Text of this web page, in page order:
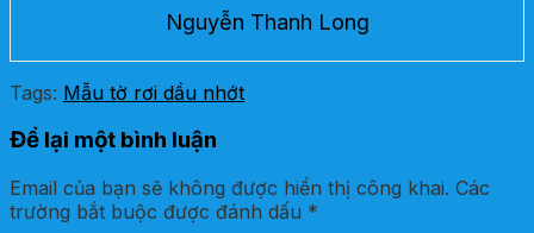
Nguyễn Thanh Long
Tags: Mẫu tờ rơi dầu nhớt
Để lại một bình luận
Email của bạn sẽ không được hiển thị công khai. Các
trường bắt buộc được đánh dấu *